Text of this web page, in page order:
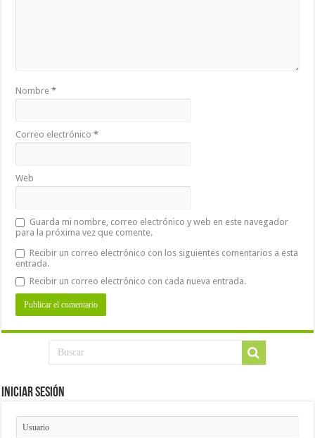
Nombre*
Correo electrónico*
Web
Guarda mi nombre, correo electrónico y web en este navegador
para la próxima vez que comente.
Recibir un correo electrónico con los siguientes comentarios a esta
entrada.
Recibir un correo electrónico con cada nueva entrada.
Iniciar Sesión